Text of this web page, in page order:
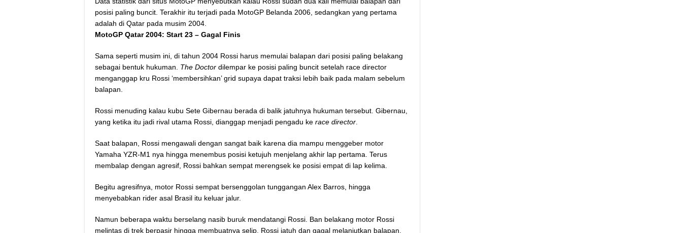
posisi paling buncit. Terakhir itu terjadi pada MotoGP Belanda 2006, sedangkan yang pertama
adalah di Qatar pada musim 2004.
MotoGP Qatar 2004: Start 23 – Gagal Finis
Sama seperti musim ini, di tahun 2004 Rossi harus memulai balapan dari posisi paling belakang
sebagai bentuk hukuman. The Doctor dilempar ke posisi paling buncit setelah race director
menganggap kru Rossi ‘membersihkan’ grid supaya dapat traksi lebih baik pada malam sebelum
balapan.
Rossi menuding kalau kubu Sete Gibernau berada di balik jatuhnya hukuman tersebut. Gibernau,
yang ketika itu jadi rival utama Rossi, dianggap menjadi pengadu ke race director.
Saat balapan, Rossi mengawali dengan sangat baik karena dia mampu menggeber motor
Yamaha YZR-M1 nya hingga menembus posisi ketujuh menjelang akhir lap pertama. Terus
membalap dengan agresif, Rossi bahkan sempat merengsek ke posisi empat di lap kelima.
Begitu agresifnya, motor Rossi sempat bersenggolan tunggangan Alex Barros, hingga
menyebabkan rider asal Brasil itu keluar jalur.
Namun beberapa waktu berselang nasib buruk mendatangi Rossi. Ban belakang motor Rossi
melintas di trek berpasir hingga membuatnya selip. Rossi jatuh dan gagal melanjutkan balapan.